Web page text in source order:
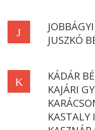
J
JUSZKÓ
K
KÁDÁR
KAJÁRI
KASTALY